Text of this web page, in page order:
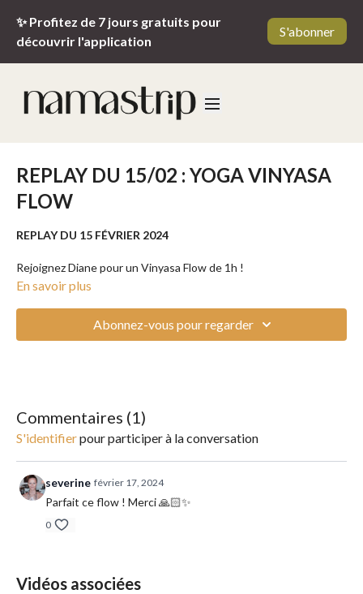
✨ Profitez de 7 jours gratuits pour
découvrir l'application
S'abonner
REPLAY DU 15/02 : YOGA VINYASA
FLOW
REPLAY DU 15 FÉVRIER 2024
Rejoignez Diane pour un Vinyasa Flow de 1h !
permet aussi bien de travailler le mental que la force physique.
En savoir plus
Abonnez-vous pour regarder
Commentaires (1)
S'identifierpour participer à la conversation
severine février 17, 2024
Parfait ce flow ! Merci 🙏🏻✨
0
Vidéos associées